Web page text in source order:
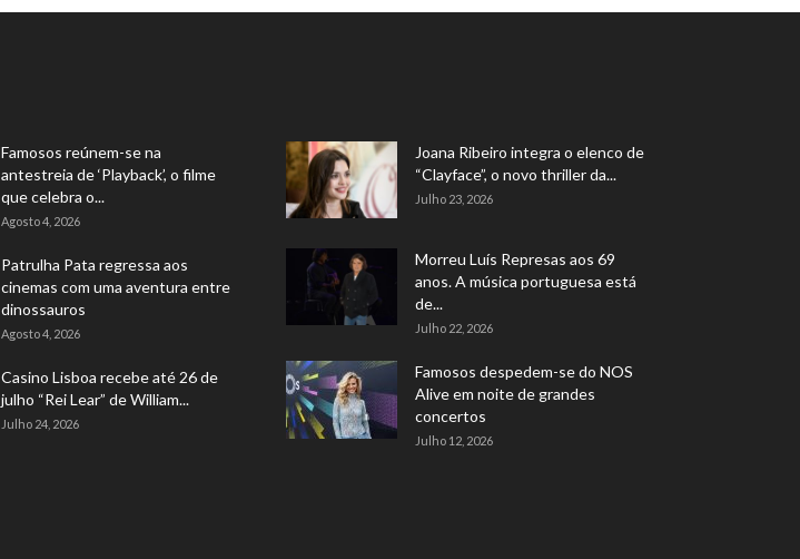
Famosos reúnem-se na
antestreia de ‘Playback’, o filme
que celebra o...
Agosto 4, 2026
Patrulha Pata regressa aos
cinemas com uma aventura entre
dinossauros
Agosto 4, 2026
Casino Lisboa recebe até 26 de
julho “Rei Lear” de William...
Julho 24, 2026
Joana Ribeiro integra o elenco de
“Clayface”, o novo thriller da...
Julho 23, 2026
Morreu Luís Represas aos 69
anos. A música portuguesa está
de...
Julho 22, 2026
Famosos despedem-se do NOS
Alive em noite de grandes
concertos
Julho 12, 2026